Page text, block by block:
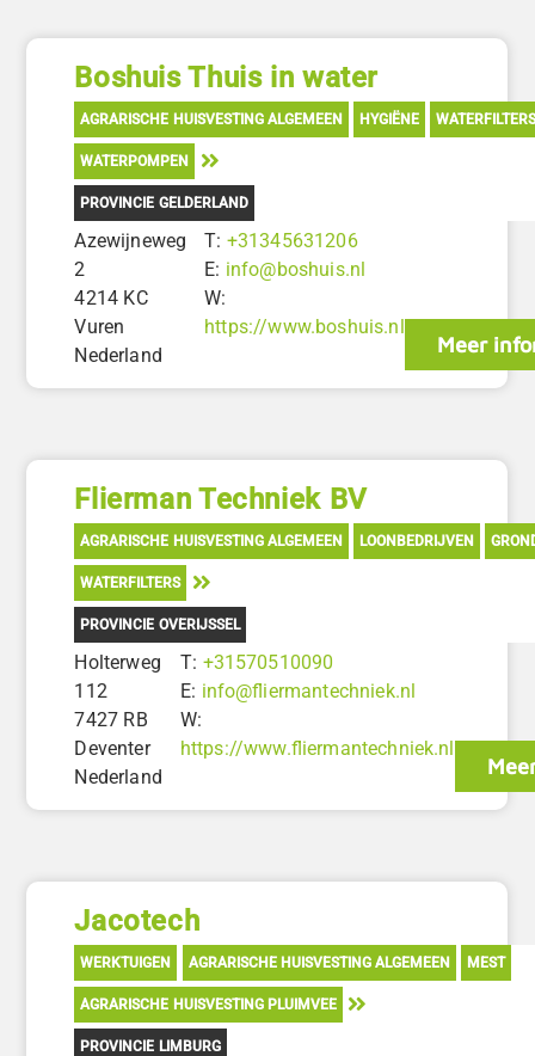
Boshuis Thuis in water
AGRARISCHE HUISVESTING ALGEMEEN HYGIËNE
WATERPOMPEN
PROVINCIE GELDERLAND
Azewijneweg
2
4214 KC
Vuren
Nederland
T: +31345631206
E: info@boshuis.nl
W:
https://www.boshuis.nl
Meer
Flierman Techniek BV
AGRARISCHE HUISVESTING ALGEMEEN LOONBEDRIJVEN
WATERFILTERS
PROVINCIE OVERIJSSEL
Holterweg
112
7427 RB
Deventer
Nederland
T: +31570510090
E: info@fliermantechniek.nl
W:
https://www.fliermantechniek.nl
Jacotech
WERKTUIGEN AGRARISCHE HUISVESTING ALGEMEEN MEST
AGRARISCHE HUISVESTING PLUIMVEE
PROVINCIE LIMBURG